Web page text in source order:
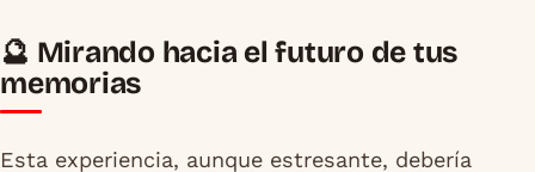
🔮 Mirando hacia el futuro de tus
memorias
Esta experiencia, aunque estresante, debería